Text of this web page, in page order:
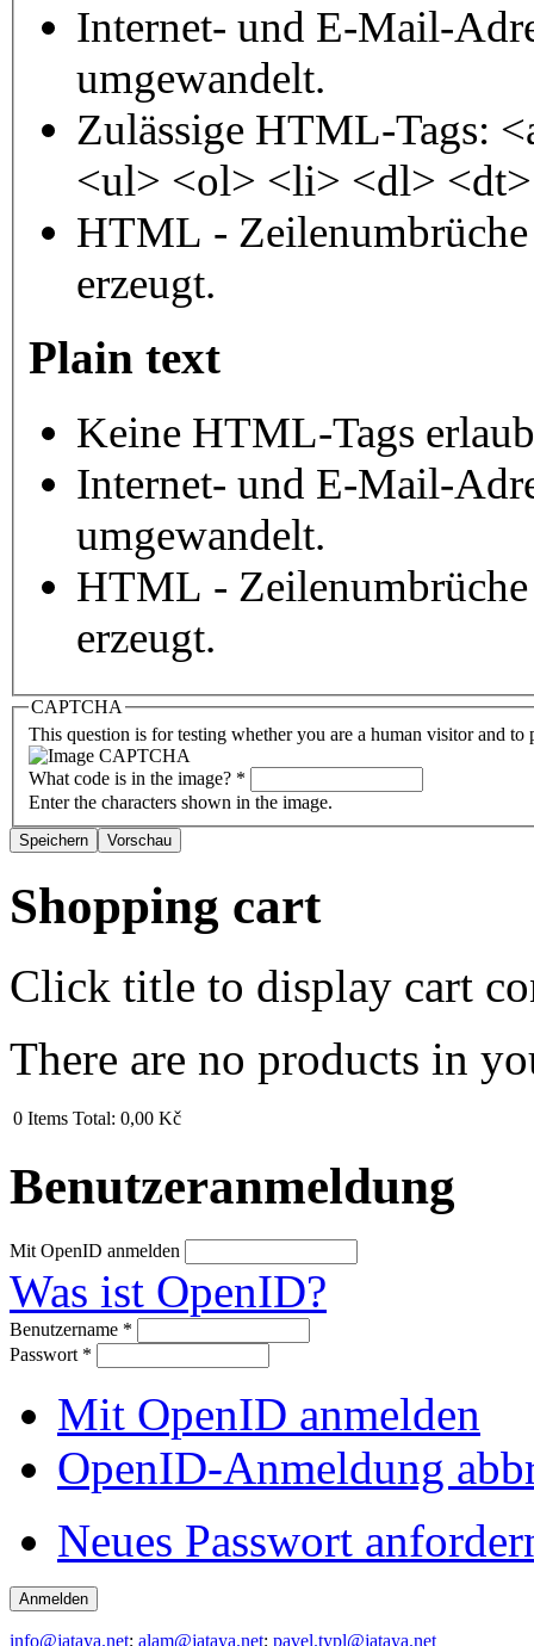
Internet- und E-Mail-
umgewandelt.
Zulässige HTML-Tags:
<ul> <ol> <li> <dl>
HTML - Zeilenumbrüche
erzeugt.
Plain text
Keine HTML-Tags
Internet- und E-Mail-
umgewandelt.
HTML - Zeilenumbrüche
erzeugt.
CAPTCHA
This question is for testing whether you are a human visitor and to
What code is in the image? *
Enter the characters shown in the image.
Shopping cart
Click title to display cart
There are no products in
0 Items Total: 0,00 Kč
Benutzeranmeldung
Mit OpenID anmelden
Was ist OpenID?
Benutzername *
Passwort *
Mit OpenID anmelden
OpenID-Anmeldung
Neues Passwort
info@jataya.net; alam@jataya.net; pavel.typl@jataya.net